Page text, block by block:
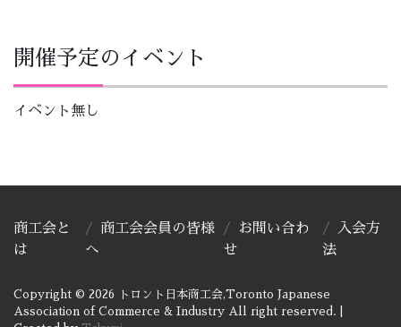
開催予定のイベント
イベント無し
Copyright © 2026 トロント日本商工会,Toronto Japanese
Association of Commerce & Industry All right reserved.
商工会と
は
商工会会員の皆様
へ
お問い合わ
せ
入会方
法